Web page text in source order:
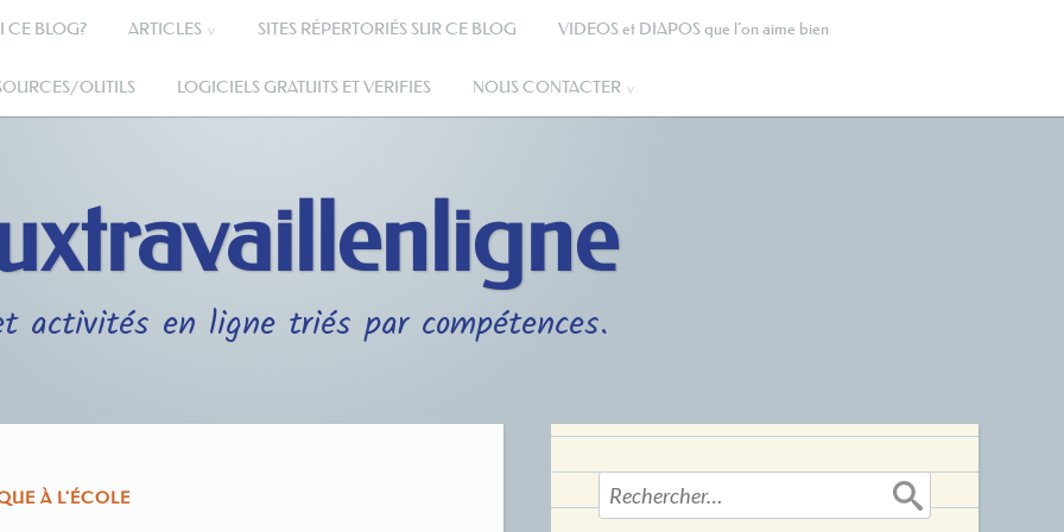
CE BLOG? ARTICLES SITES RÉPERTORIÉS SUR CE BLOG VIDEOS et DIAPOS que l’on aime bien
OUTILS LOGICIELS GRATUITS ET VERIFIES NOUS CONTACTER
activités en ligne triés par compétences.
À L'ÉCOLE Rechercher :